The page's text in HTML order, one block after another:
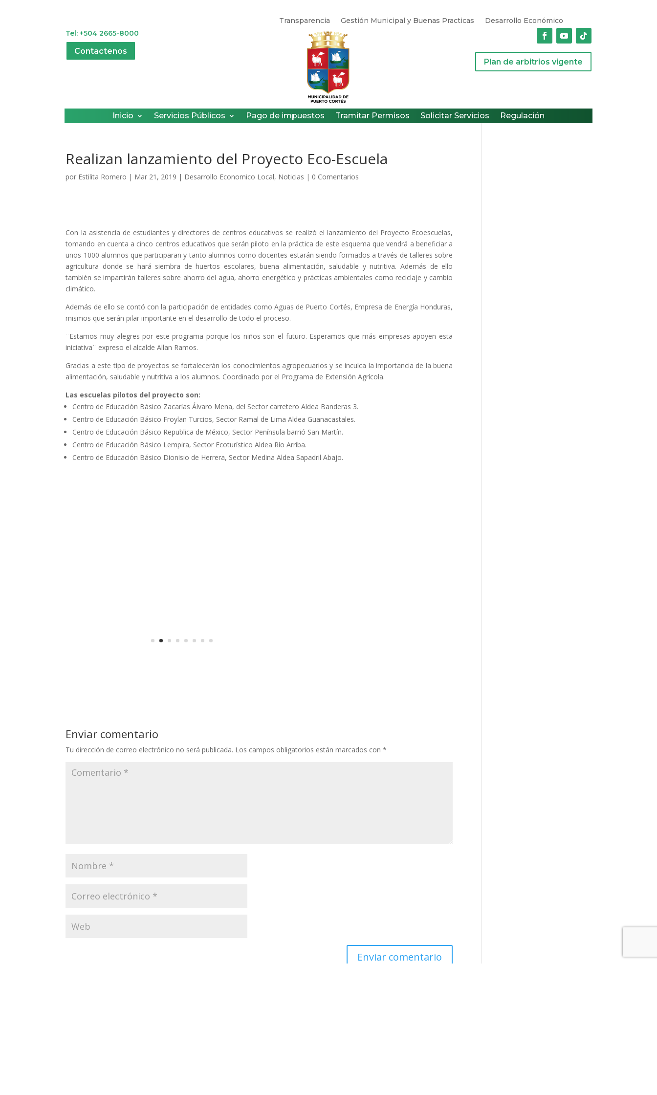
Transparencia Gestión Municipal y Buenas Practicas
Desarrollo Económico
Tel: +504 2665-8000
Contactenos
Plan de arbitrios vigente
Inicio Servicios Públicos Pago de impuestos Tramitar Permisos Solicitar Servicios Regulación
Realizan lanzamiento del Proyecto Eco-Escuela
por Estilita Romero | Mar 21, 2019 | Desarrollo Economico Local, Noticias | 0 Comentarios
Con la asistencia de estudiantes y directores de centros educativos se realizó el lanzamiento del Proyecto Ecoescuelas,
tomando en cuenta a cinco centros educativos que serán piloto en la práctica de este esquema que vendrá a beneficiar a
unos 1000 alumnos que participaran y tanto alumnos como docentes estarán siendo formados a través de talleres sobre
agricultura donde se hará siembra de huertos escolares, buena alimentación, saludable y nutritiva. Además de ello
también se impartirán talleres sobre ahorro del agua, ahorro energético y prácticas ambientales como reciclaje y cambio
climático.
Además de ello se contó con la participación de entidades como Aguas de Puerto Cortés, Empresa de Energía Honduras,
mismos que serán pilar importante en el desarrollo de todo el proceso.
¨Estamos muy alegres por este programa porque los niños son el futuro. Esperamos que más empresas apoyen esta
iniciativa¨ expreso el alcalde Allan Ramos.
Gracias a este tipo de proyectos se fortalecerán los conocimientos agropecuarios y se inculca la importancia de la buena
alimentación, saludable y nutritiva a los alumnos. Coordinado por el Programa de Extensión Agrícola.
Las escuelas pilotos del proyecto son:
Centro de Educación Básico Zacarías Álvaro Mena, del Sector carretero Aldea Banderas 3.
Centro de Educación Básico Froylan Turcios, Sector Ramal de Lima Aldea Guanacastales.
Centro de Educación Básico Republica de México, Sector Península barrió San Martín.
Centro de Educación Básico Lempira, Sector Ecoturístico Aldea Río Arriba.
Centro de Educación Básico Dionisio de Herrera, Sector Medina Aldea Sapadril Abajo.